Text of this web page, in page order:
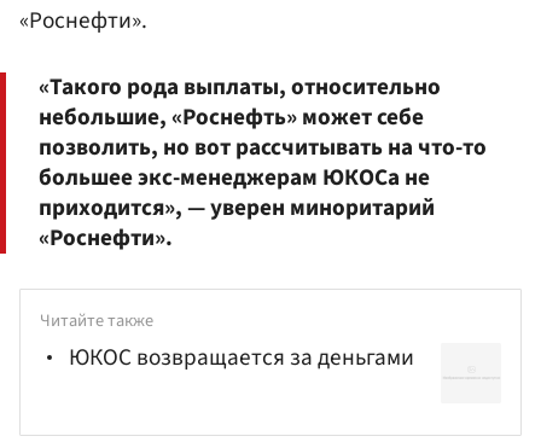
«Роснефти».
«Такого рода выплаты, относительно
небольшие, «Роснефть» может себе
позволить, но вот рассчитывать на что-то
большее экс-менеджерам ЮКОСа не
приходится», — уверен миноритарий
«Роснефти».
Читайте также
ЮКОС возвращается за деньгами